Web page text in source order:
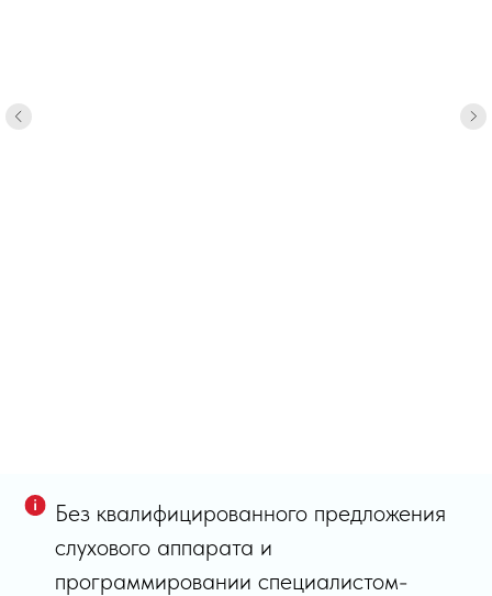
Без квалифицированного предложения
слухового аппарата и
программировании специалистом-